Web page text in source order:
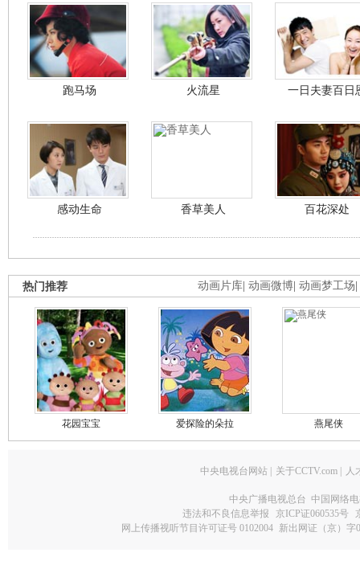
跑马场 火流星 一日夫妻百日
感动生命 香草美人 百花深处
动画片库 动画微博 动画梦工场
热门推荐
花园宝宝 爱探险的朵拉 燕尾侠
中央电视台网站 关于CCTV.com 人
中央广播电视总台 中国网络
违法和不良信息举报
京ICP证060535号
网上传播视听节目许可证号 0102004 新出网证（京）